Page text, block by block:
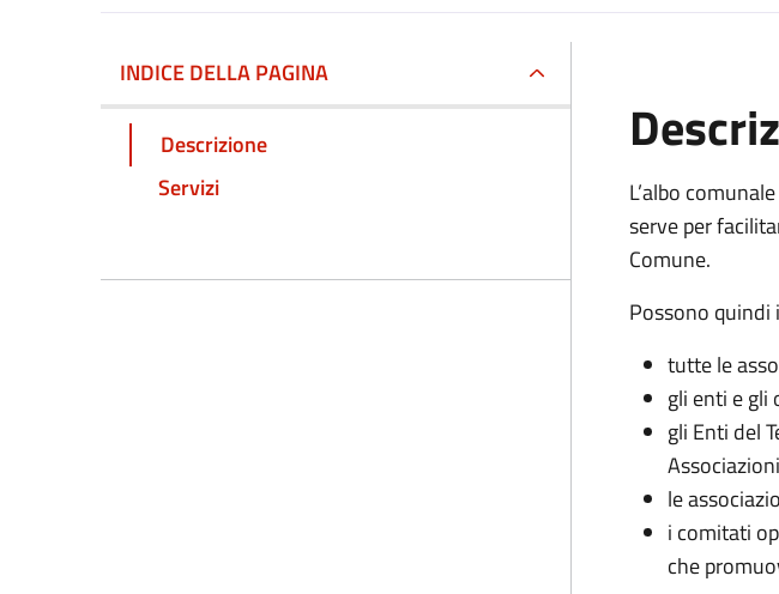
INDICE DELLA PAGINA
Descrizione
Servizi
L’albo
serve per
Comune.
Possono quindi
tutte le
gli enti e gli
gli Enti del
le
i comitati
che